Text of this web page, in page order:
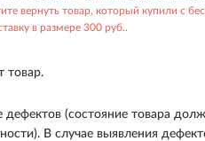
вернуть товар, который купили с
в размере 300 руб..
товар.
дефектов (состояние товара
В случае выявления